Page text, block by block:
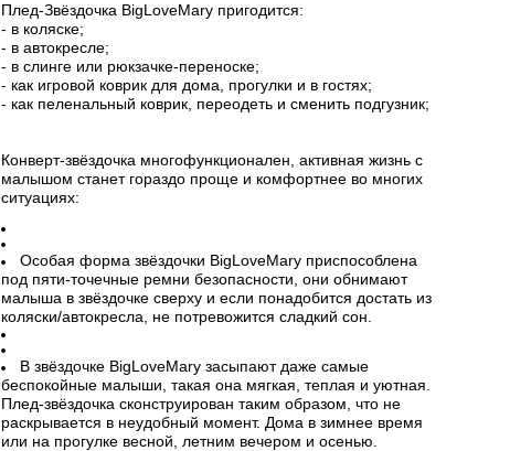
Плед-Звёздочка BigLoveMary пригодится:
- в коляске;
- в автокресле;
- в слинге или рюкзачке-переноске;
- как игровой коврик для дома, прогулки и в гостях;
- как пеленальный коврик, переодеть и сменить подгузник;
Конверт-звёздочка многофункционален, активная жизнь с
малышом станет гораздо проще и комфортнее во многих
ситуациях:
Особая форма звёздочки BigLoveMary приспособлена
под пяти-точечные ремни безопасности, они обнимают
малыша в звёздочке сверху и если понадобится достать из
коляски/автокресла, не потревожится сладкий сон.
В звёздочке BigLoveMary засыпают даже самые
беспокойные малыши, такая она мягкая, теплая и уютная.
Плед-звёздочка сконструирован таким образом, что не
раскрывается в неудобный момент. Дома в зимнее время
или на прогулке весной, летним вечером и осенью.